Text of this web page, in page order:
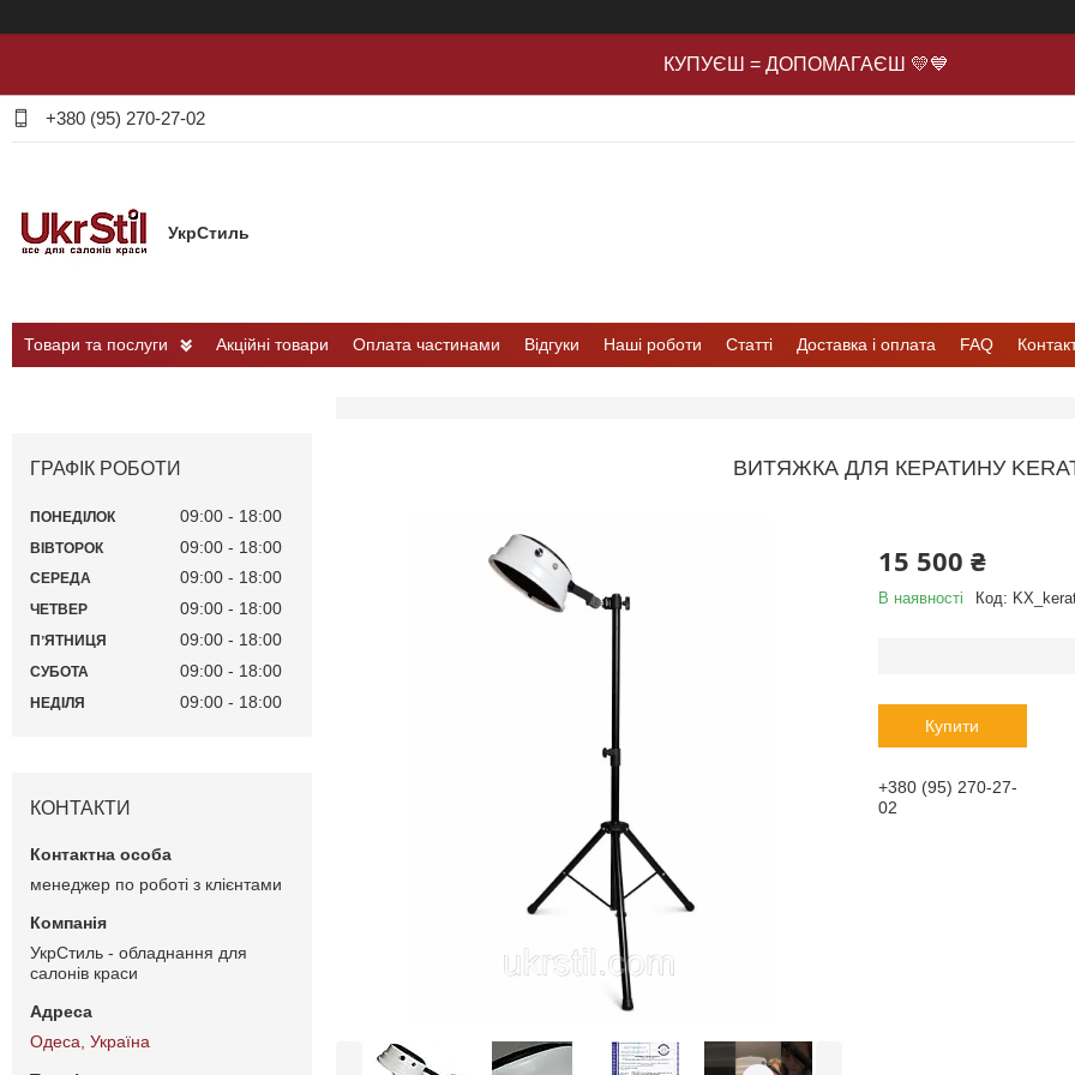
КУПУЄШ = ДОПОМАГАЄШ 💛💙
+380 (95) 270-27-02
УкрСтиль
Товари та послуги Акційні товари Оплата частинами Відгуки Наші роботи Статті Доставка і оплата FAQ
ВИТЯЖКА ДЛЯ КЕРАТИНУ
15 500 ₴
В наявності Код:
Купити
+380 (95) 270-27-
02
ГРАФІК РОБОТИ
ПОНЕДІЛОК 09:00 18:00
ВІВТОРОК 09:00 18:00
СЕРЕДА 09:00 18:00
ЧЕТВЕР 09:00 18:00
ПʼЯТНИЦЯ 09:00 18:00
СУБОТА 09:00 18:00
НЕДІЛЯ 09:00 18:00
КОНТАКТИ
менеджер по роботі з клієнтами
УкрСтиль - обладнання для
салонів краси
Одеса, Україна